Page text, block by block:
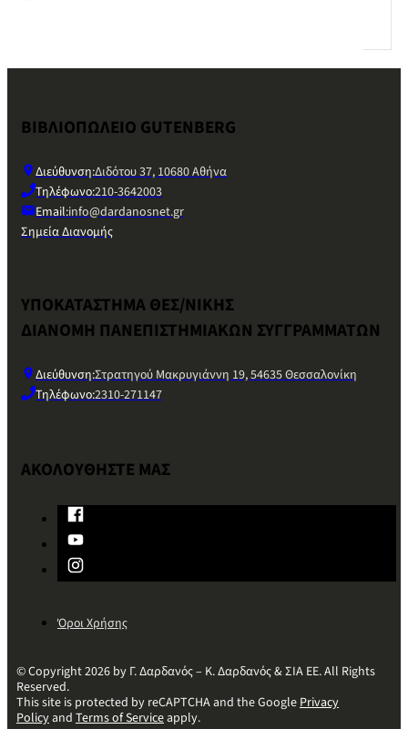
ΒΙΒΛΙΟΠΩΛΕΙΟ GUTENBERG
Διεύθυνση:Διδότου 37, 10680 Αθήνα
Τηλέφωνο:210-3642003
Email:info@dardanosnet.gr
Σημεία Διανομής
ΥΠΟΚΑΤΑΣΤΗΜΑ ΘΕΣ/ΝΙΚΗΣ
ΔΙΑΝΟΜΗ ΠΑΝΕΠΙΣΤΗΜΙΑΚΩΝ ΣΥΓΓΡΑΜΜΑΤΩΝ
Διεύθυνση:Στρατηγού Μακρυγιάννη 19, 54635 Θεσσαλονίκη
Τηλέφωνο:2310-271147
ΑΚΟΛΟΥΘΗΣΤΕ ΜΑΣ
Όροι Χρήσης
© Copyright 2026 by Γ. Δαρδανός – Κ. Δαρδανός & ΣΙΑ ΕΕ. All Rights
Reserved.
This site is protected by reCAPTCHA and the GooglePrivacy
Policyand Terms of Serviceapply.